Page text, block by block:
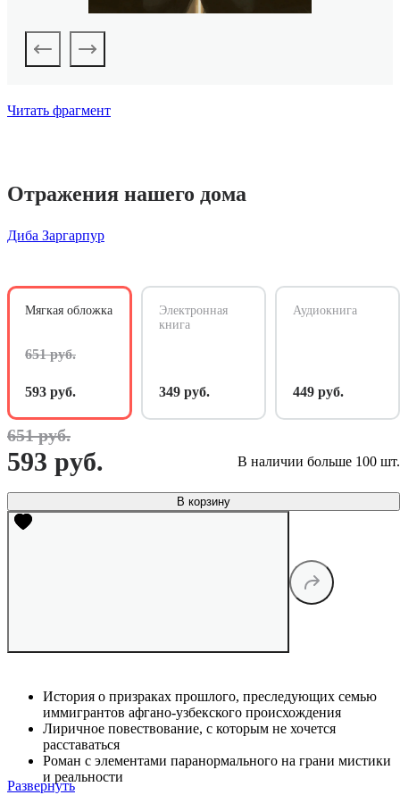
Читать фрагмент
Отражения нашего дома
Диба Заргарпур
Мягкая обложка
651 руб.
593 руб.
Электронная
книга
349 руб.
Аудиокнига
449 руб.
651 руб.
593 руб. В наличии больше 100 шт.
В корзину
История о призраках прошлого, преследующих семью
иммигрантов афгано-узбекского происхождения
Лиричное повествование, с которым не хочется
расставаться
Роман с элементами паранормального на грани мистики
и реальности
Развернуть